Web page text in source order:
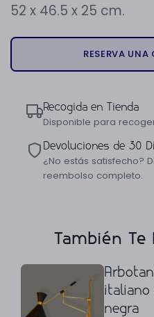
52 x 46.5 x 25 cm.
RESERVA
Recogida en Tienda
Disponible para
Devoluciones de 30
¿No estás satisfecho?
reembolso completo.
También Te
italiano
negra